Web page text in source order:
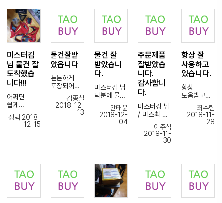
미스터김
님 물건 잘
도착했습
니다!!!
어쩌면
쉽게
깨질수있는
카울이었는
최고~!!!!!!!
정택 2018-
12-15
물건잘받
았읍니다
튼튼하게
포장되어
물건잘받았
읍니다
김종철
2018-12-
13
물건 잘
받았습니
다.
미스터김 님
덕분에 물건
받았습니다.
이용하겠습
니다.
감사합니다.
안태윤
2018-12-
04
주문제품
잘받았습
니다.
감사합니
다.
미스터강 님
/ 미스최 님
주문했던
제품
이번에도
포장이
깜끔하게
이주석
2018-11-
30
항상 잘
사용하고
있습니다.
항상
도움받고
있습니다.
후기 쓰면
도움되실까
해주셔서
편리하게
해외구매
사용하고
있습니다.
최수림
2018-11-
28